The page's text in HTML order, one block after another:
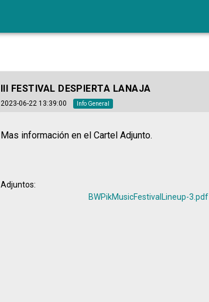
III FESTIVAL DESPIERTA LANAJA
2023-06-22 13:39:00 Info General
Mas información en el Cartel Adjunto.
Adjuntos:
BWPikMusicFestivalLineup-3.pdf